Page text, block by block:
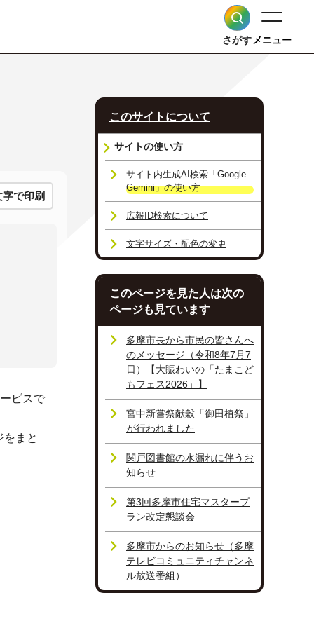
さがすメニュー
で印刷
ビスで
まと
このサイトについて
サイトの使い方
サイト内生成AI検索「Google
Gemini」の使い方
広報ID検索について
文字サイズ・配色の変更
このページを見た人は次の
ページも見ています
多摩市長から市民の皆さんへ
のメッセージ（令和8年7月7
日）【大賑わいの「たまこど
もフェス2026」】
宮中新嘗祭献穀「御田植祭」
が行われました
関戸図書館の水漏れに伴うお
知らせ
第3回多摩市住宅マスタープ
ラン改定懇談会
多摩市からのお知らせ（多摩
テレビコミュニティチャンネ
ル放送番組）